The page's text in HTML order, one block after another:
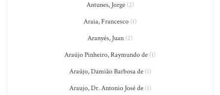
Antunes, Jorge(2)
Araia, Francesco (1)
Aranyés, Juan (2)
Araújo Pinheiro, Raymundo de (1)
Araújo, Damião Barbosa de(1)
Araujo, Dr. Antonio José de(1)